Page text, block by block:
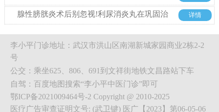
痛综合征）整体方案探析
腺性膀胱炎术后别忽视!利尿消炎丸在巩固治
详情
李小平门诊地址：武汉市洪山区南湖新城家园商业2栋2-2
号
公交：乘坐625、806、691到文祥街地铁文昌路站下车
自驾：百度地图搜索“李小平中医门诊”即可
鄂ICP备2021009464号-2 Copyright @ 2010-2025
医疗广告审查证明文号: (武卫键) 医广【2023】第06-05-06